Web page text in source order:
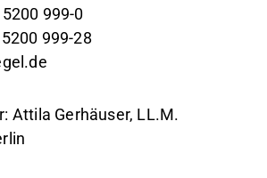
999-0
999-28
Attila Gerhäuser, LL.M.